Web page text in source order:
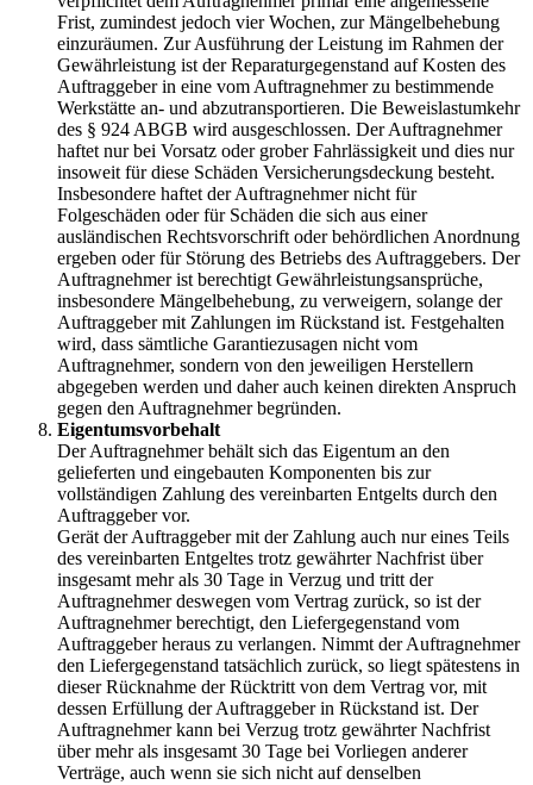
Frist, zumindest jedoch vier Wochen, zur Mängelbehebung
einzuräumen. Zur Ausführung der Leistung im Rahmen der
Gewährleistung ist der Reparaturgegenstand auf Kosten des
Auftraggeber in eine vom Auftragnehmer zu bestimmende
Werkstätte an- und abzutransportieren. Die Beweislastumkehr
des § 924 ABGB wird ausgeschlossen. Der Auftragnehmer
haftet nur bei Vorsatz oder grober Fahrlässigkeit und dies nur
insoweit für diese Schäden Versicherungsdeckung besteht.
Insbesondere haftet der Auftragnehmer nicht für
Folgeschäden oder für Schäden die sich aus einer
ausländischen Rechtsvorschrift oder behördlichen Anordnung
ergeben oder für Störung des Betriebs des Auftraggebers. Der
Auftragnehmer ist berechtigt Gewährleistungsansprüche,
insbesondere Mängelbehebung, zu verweigern, solange der
Auftraggeber mit Zahlungen im Rückstand ist. Festgehalten
wird, dass sämtliche Garantiezusagen nicht vom
Auftragnehmer, sondern von den jeweiligen Herstellern
abgegeben werden und daher auch keinen direkten Anspruch
gegen den Auftragnehmer begründen.
Eigentumsvorbehalt
Der Auftragnehmer behält sich das Eigentum an den
gelieferten und eingebauten Komponenten bis zur
vollständigen Zahlung des vereinbarten Entgelts durch den
Auftraggeber vor.
Gerät der Auftraggeber mit der Zahlung auch nur eines Teils
des vereinbarten Entgeltes trotz gewährter Nachfrist über
insgesamt mehr als 30 Tage in Verzug und tritt der
Auftragnehmer deswegen vom Vertrag zurück, so ist der
Auftragnehmer berechtigt, den Liefergegenstand vom
Auftraggeber heraus zu verlangen. Nimmt der Auftragnehmer
den Liefergegenstand tatsächlich zurück, so liegt spätestens in
dieser Rücknahme der Rücktritt von dem Vertrag vor, mit
dessen Erfüllung der Auftraggeber in Rückstand ist. Der
Auftragnehmer kann bei Verzug trotz gewährter Nachfrist
über mehr als insgesamt 30 Tage bei Vorliegen anderer
Verträge, auch wenn sie sich nicht auf denselben